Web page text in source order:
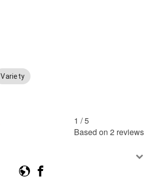
Variety
1 /5
Based on 2 reviews